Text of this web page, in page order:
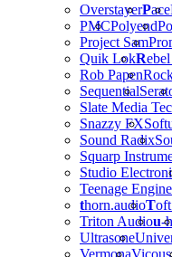
OverstayerPace
PMCPolyend
Project Sam
Quik LokR
Rob Papen
Sequential
Slate Media
Snazzy FX
Sound Radix
Squarp
Studio
Teenage
thorn.audioT
Triton Audiou-
Ultrasone
Vermona